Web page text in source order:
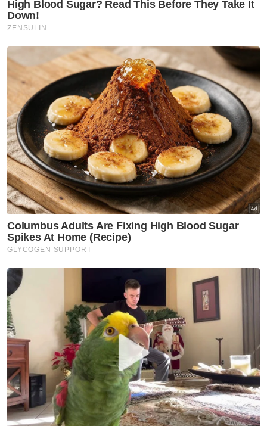
Muat turun aplikasi Sinar Harian.Klik di sini!
Penerbangan Umrah
Nancy Shukri
Artikel Disyorkan